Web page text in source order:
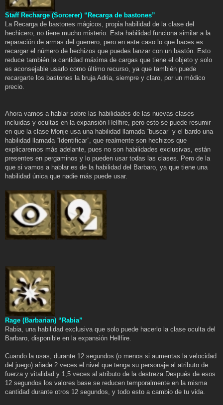
Staff Recharge (Sorcerer) “Recarga de bastones”
La Recarga de bastones mágicos, propia habilidad de la clase del
hechicero, no tiene mucho misterio. Esta habilidad funciona similar a la
reparación de armas del guerrero, pero en este caso lo que haces es
recargar el número de hechizos que puedes lanzar con un bastón. Esto
reduce también la cantidad máxima de cargas que tiene el objeto y solo
es aconsejable usarlo como último recurso, ya que también puede
recargarte los bastones la bruja Adria, siempre y claro, por un módico
precio.
Ahora vamos a hablar sobre las habilidades de las nuevas clases
incluidas y ocultas en la expansión Hellfire, pero esto se puede resumir
en que la clase Monje usa una habilidad llamada “buscar” y el bardo una
habilidad llamada “Identificar”, que realmente son hechizos que
explicaremos más adelante, pues no son habilidades exclusivas, están
presentes en pergaminos y lo pueden usar todas las clases. Pero de la
que si vamos a hablar es de la habilidad del Barbaro, ya que tiene una
habilidad única que nadie más puede usar.
Rage (Barbarian) “Rabia”
Rabia, una habilidad exclusiva que solo puede hacerlo la clase oculta del
Barbaro, disponible en la expansión Hellfire.
Cuando la usas, durante 12 segundos (o menos si aumentas la velocidad
del juego) añade 2 veces el nivel que tenga su personaje al atributo de
fuerza y vitalidad y 1,5 veces al atributo de la destreza.Después de esos
12 segundos los valores base se reducen temporalmente en la misma
cantidad durante otros 12 segundos, y todo esto a cambio de tu vida.